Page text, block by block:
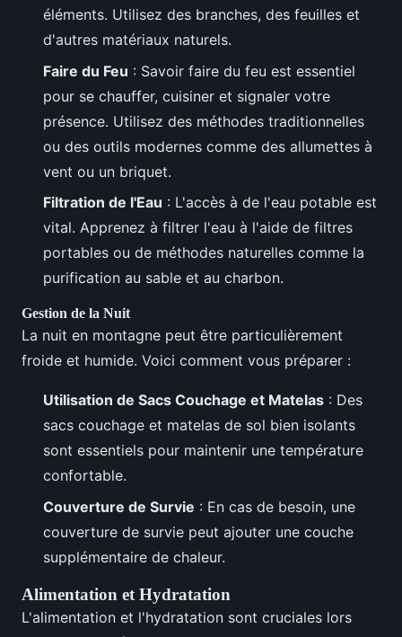
éléments. Utilisez des branches, des feuilles et
d'autres matériaux naturels.
Faire du Feu : Savoir faire du feu est essentiel
pour se chauffer, cuisiner et signaler votre
présence. Utilisez des méthodes traditionnelles
ou des outils modernes comme des allumettes à
vent ou un briquet.
Filtration de l'Eau : L'accès à de l'eau potable est
vital. Apprenez à filtrer l'eau à l'aide de filtres
portables ou de méthodes naturelles comme la
purification au sable et au charbon.
Gestion de la Nuit
La nuit en montagne peut être particulièrement
froide et humide. Voici comment vous préparer :
Utilisation de Sacs Couchage et Matelas : Des
sacs couchage et matelas de sol bien isolants
sont essentiels pour maintenir une température
confortable.
Couverture de Survie : En cas de besoin, une
couverture de survie peut ajouter une couche
supplémentaire de chaleur.
Alimentation et Hydratation
L'alimentation et l'hydratation sont cruciales lors